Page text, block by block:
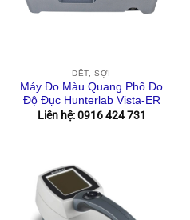
DỆT, SỢI
Máy Đo Màu Quang Phổ Đo
Độ Đục Hunterlab Vista-ER
Liên hệ: 0916 424 731